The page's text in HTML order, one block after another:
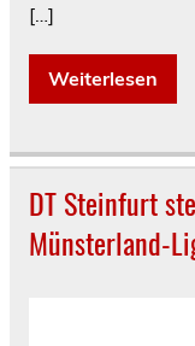
[…]
Weiterlesen
DT Steinfurt
Münsterland-